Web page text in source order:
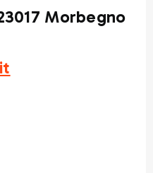
Morbegno